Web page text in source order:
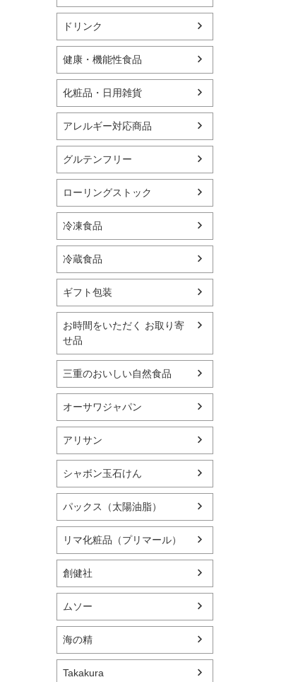
ドリンク
健康・機能性食品
化粧品・日用雑貨
アレルギー対応商品
グルテンフリー
ローリングストック
冷凍食品
冷蔵食品
ギフト包装
お時間をいただく お取り寄
せ品
三重のおいしい自然食品
オーサワジャパン
アリサン
シャボン玉石けん
パックス（太陽油脂）
リマ化粧品（プリマール）
創健社
ムソー
海の精
Takakura